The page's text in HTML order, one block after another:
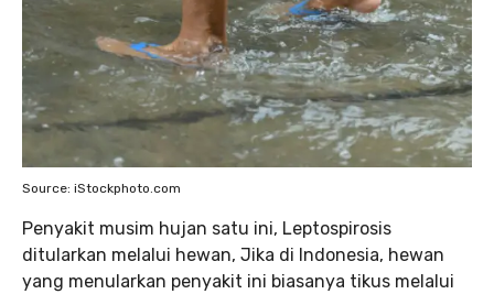
Source: iStockphoto.com
Penyakit musim hujan satu ini, Leptospirosis
ditularkan melalui hewan, Jika di Indonesia, hewan
yang menularkan penyakit ini biasanya tikus melalui